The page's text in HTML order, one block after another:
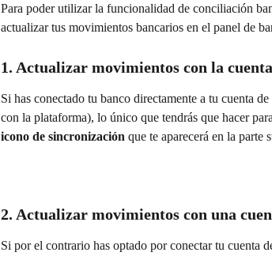
Para poder utilizar la funcionalidad de conciliación
actualizar tus movimientos bancarios en el panel de
1. Actualizar movimientos con la
Si has conectado tu banco directamente a tu cuenta
con la plataforma), lo único que tendrás que hacer
icono de sincronización que te aparecerá en la parte
2. Actualizar movimientos con una
Si por el contrario has optado por conectar tu cuenta